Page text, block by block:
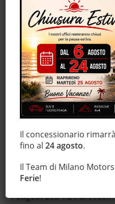
Autoradio digitale
Bluetooth
Chiusura centralizzata
Climatizzatore
Controllo trazione
Cruise Control
ESP
Immobilizzatore
Servosterzo
Specchietti laterali
Descrizione
Peugeot 208 1.2 PureTech
Il concessionario
fino al24 agosto.
Il Team di Milano
Ferie!